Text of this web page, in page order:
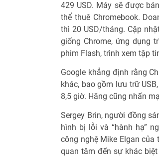
429 USD. Máy sẽ được
thể thuê Chromebook.
thì 20 USD/tháng. Cập
giống Chrome, ứng dụng
phim Flash, trình xem tập
Google khẳng định rằng
khác, bao gồm lưu trữ
8,5 giờ. Hãng cũng nhấn
Sergey Brin, người đồng
hình bị lỗi và “hành hạ”
công nghệ Mike Elgan của
quan tâm đến sự khác